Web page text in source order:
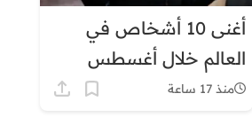
أغنى 10 أشخاص في
العالم خلال أغسطس
2026.. إيلون ماسك في
منذ 17 ساعة